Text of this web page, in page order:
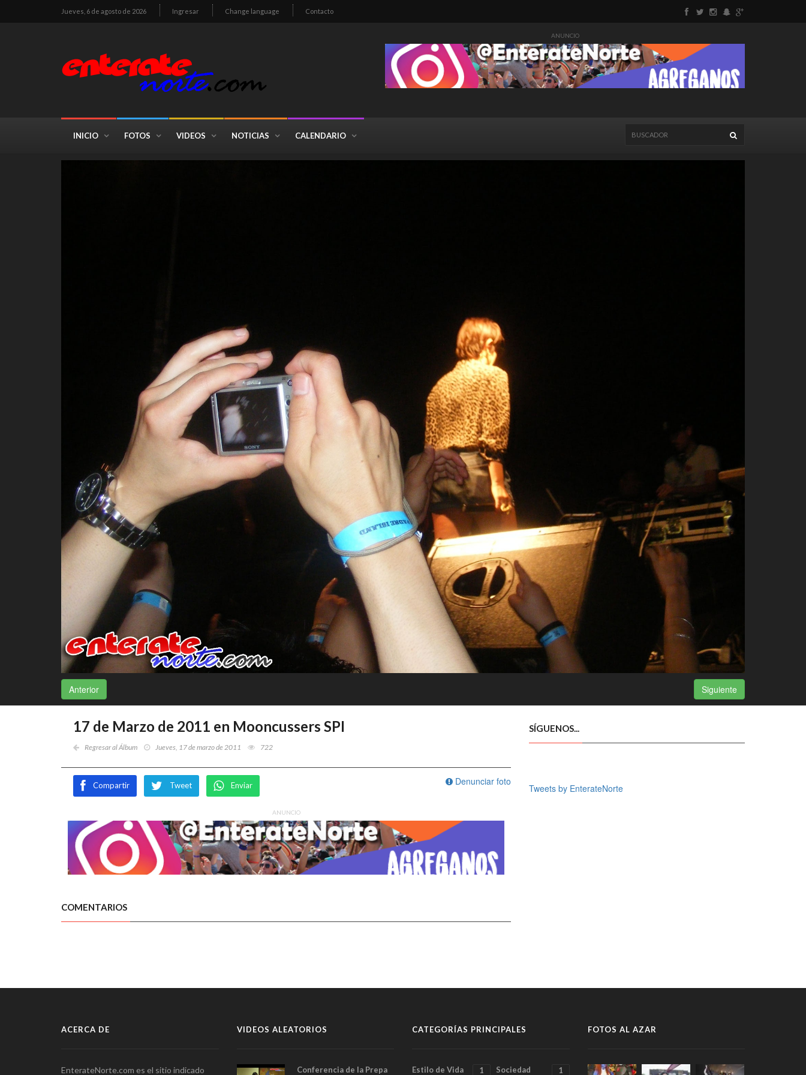
Jueves, 6 de agosto de 2026 Ingresar Change language Contacto
ANUNCIO
INICIO FOTOS VIDEOS NOTICIAS CALENDARIO
Anterior Siguiente
17 de Marzo de 2011 en Mooncussers SPI
Regresar al Álbum Jueves, 17 de marzo de 2011 722
Denunciar foto
Compartir Tweet Enviar
ANUNCIO
COMENTARIOS
SÍGUENOS...
Tweets by EnterateNorte
ACERCA DE
EnterateNorte.com es el sitio indicado
VIDEOS ALEATORIOS
Conferencia de la Prepa
CATEGORÍAS PRINCIPALES
Estilo de Vida 1 Sociedad 1
FOTOS AL AZAR